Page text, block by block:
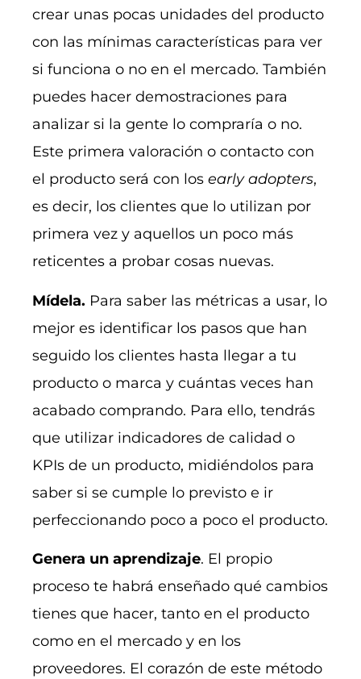
crear unas pocas unidades del producto
con las mínimas características para ver
si funciona o no en el mercado. También
puedes hacer demostraciones para
analizar si la gente lo compraría o no.
Este primera valoración o contacto con
el producto será con los early adopters,
es decir, los clientes que lo utilizan por
primera vez y aquellos un poco más
reticentes a probar cosas nuevas.
Mídela. Para saber las métricas a usar, lo
mejor es identificar los pasos que han
seguido los clientes hasta llegar a tu
producto o marca y cuántas veces han
acabado comprando. Para ello, tendrás
que utilizar indicadores de calidad o
KPIs de un producto, midiéndolos para
saber si se cumple lo previsto e ir
perfeccionando poco a poco el producto.
Genera un aprendizaje. El propio
proceso te habrá enseñado qué cambios
tienes que hacer, tanto en el producto
como en el mercado y en los
proveedores. El corazón de este método